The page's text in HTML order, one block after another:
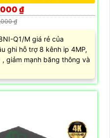
₫
₫
Q1/M giá rẻ của
ghi hỗ trợ 8 kênh ip 4MP,
giảm mạnh băng thông và